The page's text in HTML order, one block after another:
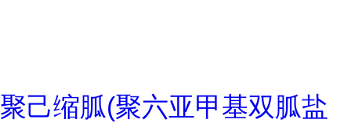
聚己缩胍(聚六亚甲基双胍盐